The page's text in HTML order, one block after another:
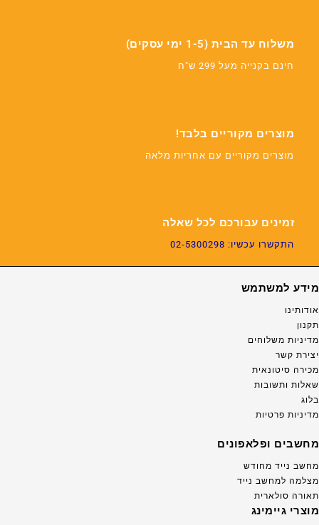
משלוח עד הבית (1-5 ימי עסקים)
חינם בקנייה מעל 299 ש"ח
מוצרים מקוריים בלבד!
מוצרים מקוריים עם אחריות מלאה
זמינים עבורכם לכל שאלה
התקשרו עכשיו: 02-5300298
מידע למשתמש
אודותינו
תקנון
מדיניות משלוחים
יצירת קשר
מכירה סיטונאית
שאלות ותשובות
בלוג
מדיניות פרטיות
מחשבים ופלאפונים
מחשב נייד מחודש
מצלמה למחשב נייד
תאורה סולארית
מוצרי גיימינג